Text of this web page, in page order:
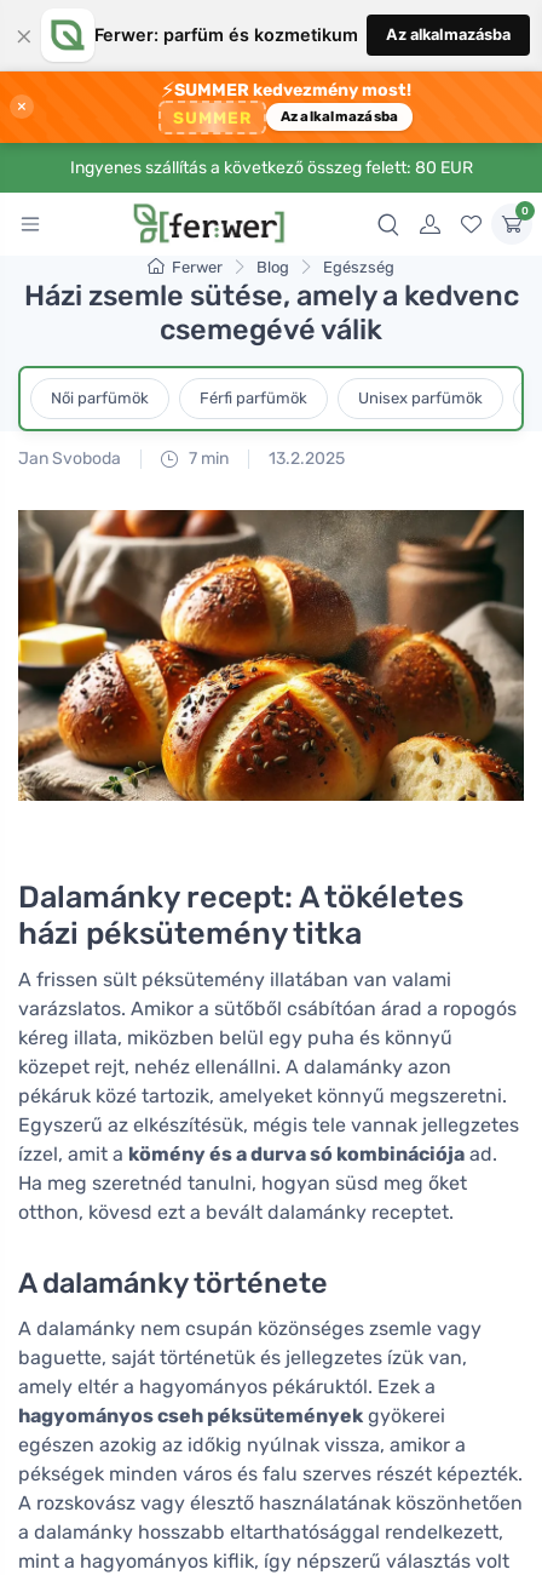
× Ferwer: parfüm és kozmetikum Az alkalmazásba
×
⚡SUMMER kedvezmény most!
SUMMER Az alkalmazásba
Ingyenes szállítás a következő összeg felett: 80 EUR
0
Ferwer Blog Egészség
Házi zsemle sütése, amely a kedvenc
csemegévé válik
Női parfümök Férfi parfümök Unisex parfümök
Jan Svoboda 7 min 13.2.2025
Dalamánky recept: A tökéletes
házi péksütemény titka
A frissen sült péksütemény illatában van valami
varázslatos. Amikor a sütőből csábítóan árad a ropogós
kéreg illata, miközben belül egy puha és könnyű
közepet rejt, nehéz ellenállni. A dalamánky azon
pékáruk közé tartozik, amelyeket könnyű megszeretni.
Egyszerű az elkészítésük, mégis tele vannak jellegzetes
ízzel, amit a kömény és a durva só kombinációja ad.
Ha meg szeretnéd tanulni, hogyan süsd meg őket
otthon, kövesd ezt a bevált dalamánky receptet.
A dalamánky története
A dalamánky nem csupán közönséges zsemle vagy
baguette, saját történetük és jellegzetes ízük van,
amely eltér a hagyományos pékáruktól. Ezek a
hagyományos cseh péksütemények gyökerei
egészen azokig az időkig nyúlnak vissza, amikor a
pékségek minden város és falu szerves részét képezték.
A rozskovász vagy élesztő használatának köszönhetően
a dalamánky hosszabb eltarthatósággal rendelkezett,
mint a hagyományos kiflik, így népszerű választás volt